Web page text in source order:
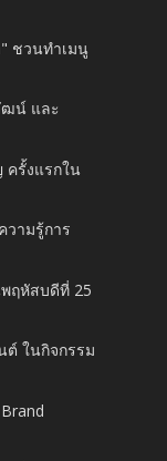
" ชวนทำเมนู
ฒน์ และ
ครั้งแรกใน
วามรู้การ
ฤหัสบดีที่ 25
ในกิจกรรม